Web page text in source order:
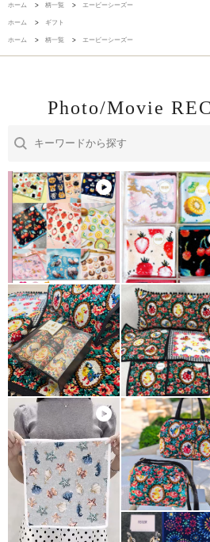
ホーム > 柄一覧 > エービーシーズー
ホーム > ギフト
ホーム > 柄一覧 > エービーシーズー
Photo/Movie